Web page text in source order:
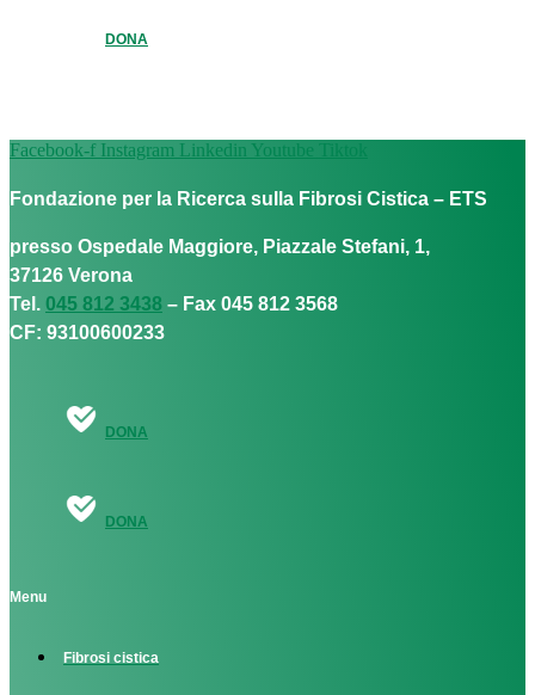
DONA
Facebook-f Instagram Linkedin Youtube Tiktok
Fondazione per la Ricerca sulla Fibrosi Cistica – ETS
presso Ospedale Maggiore, Piazzale Stefani, 1,
37126 Verona
Tel. 045 812 3438 – Fax 045 812 3568
CF: 93100600233
DONA
DONA
Menu
Fibrosi cistica